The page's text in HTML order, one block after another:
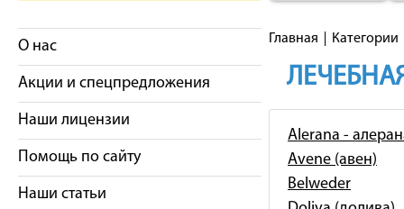
О нас
Акции и спецпредложения
Наши лицензии
Помощь по сайту
Наши статьи
Главная Категории
Alerana -
Avene (авен)
Belweder